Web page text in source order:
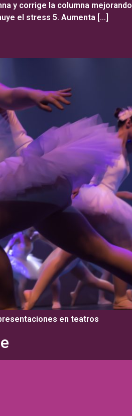
y corrige la columna
el stress 5. Aumenta […]
en teatros